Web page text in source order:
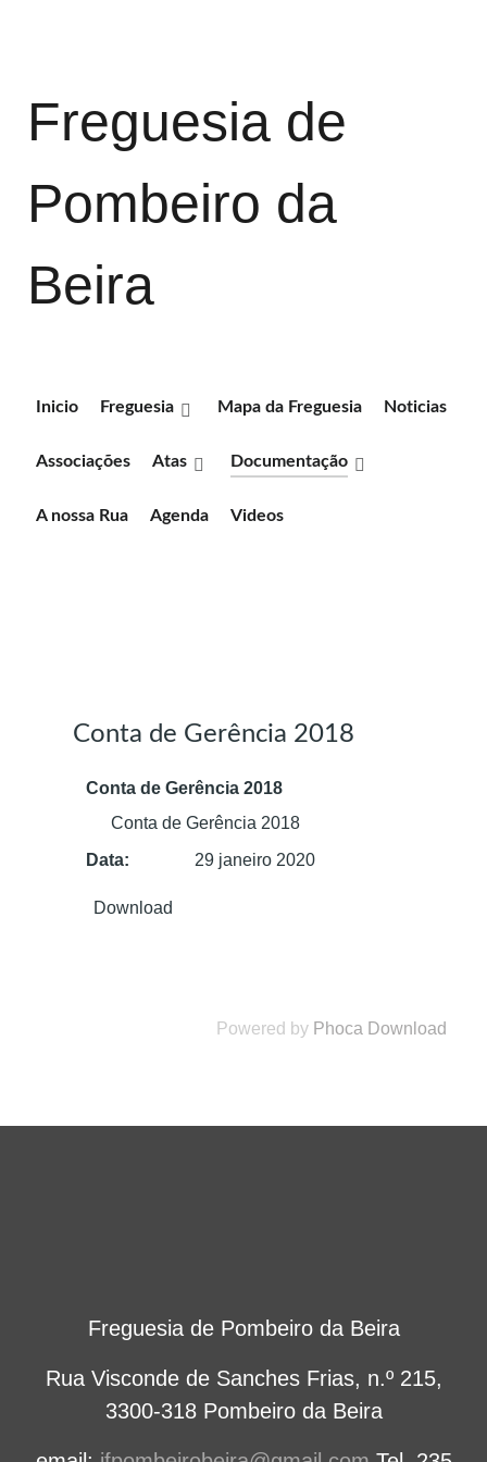
Freguesia de
Pombeiro da
Beira
Inicio Freguesia Mapa da Freguesia Noticias
Associações Atas Documentação
A nossa Rua Agenda Videos
Conta de Gerência 2018
Conta de Gerência 2018
Conta de Gerência 2018
Data:
29 janeiro 2020
Powered by Phoca Download
Freguesia de Pombeiro da Beira
Rua Visconde de Sanches Frias, n.º 215,
3300-318 Pombeiro da Beira